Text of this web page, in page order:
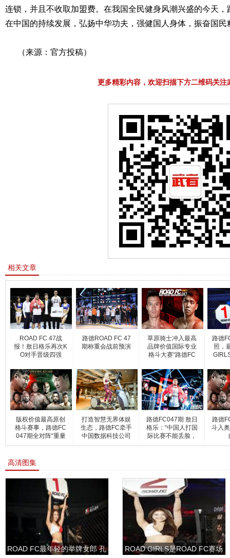
连锁，并且不收取加盟费。在我国全民健身风潮兴盛的今天
在中国的持续发展，弘扬中华功夫，强健国人身体，振奋国民
（来源：官方投稿）
更多精彩内容，欢迎扫描下方二维码关注
相关文章
ROAD FC 47战
报！敖日格乐再次K
O对手晋级四强
路德ROAD FC 47
期称重会战前预演
草原骑士冲入最高
品牌价值国际专业
格斗大赛“路德FC
路德
照，
版权价值最高原创
格斗赛事，路德FC
047期全对阵“重量
打造智慧无界体娱
生态，路德FC牵手
中国数据科技公司
路德FC047期 敖日
格乐：“中国人打国
际比赛不能丢脸，
偶
路德
斗入
高清图集
ROAD FC最年轻的举牌女郎 孔
ROAD GIRLS是ROAD FC赛场